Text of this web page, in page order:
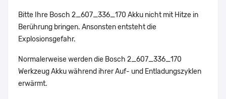
Bitte Ihre Bosch 2_607_336_170 Akku nicht mit Hitze in
Berührung bringen. Ansonsten entsteht die
Explosionsgefahr.
Normalerweise werden die Bosch 2_607_336_170
Werkzeug Akku während ihrer Auf- und Entladungszyklen
erwärmt.